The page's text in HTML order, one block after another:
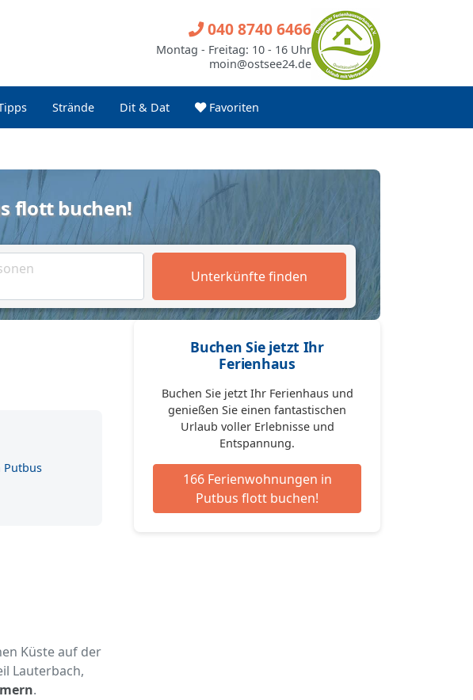
Strände Dit & Dat Favoriten
040 8740 6466
Montag - Freitag: 10 - 16 Uhr
moin@ostsee24.de
flott buchen!
Unterkünfte finden
Putbus
Küste auf der
Lauterbach,
.
Buchen Sie jetzt Ihr
Ferienhaus
Buchen Sie jetzt Ihr Ferienhaus und
genießen Sie einen fantastischen
Urlaub voller Erlebnisse und
Entspannung.
166 Ferienwohnungen in
Putbus flott buchen!